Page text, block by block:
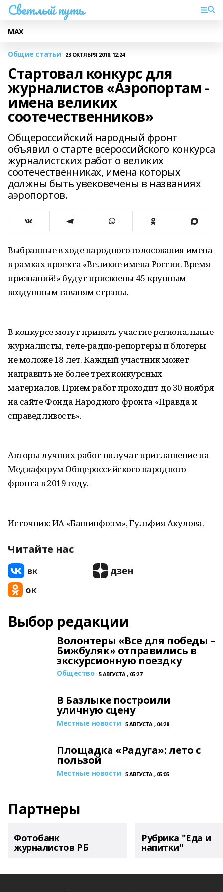
Светлый путь
МАХ
Общие статьи 23 ОКТЯБРЯ 2018, 12:24
Стартовал конкурс для
журналистов «Аэропортам -
имена великих
соотечественников»
Общероссийский народный фронт
объявил о старте всероссийского конкурса
журналистских работ о великих
соотечественниках, имена которых
должны быть увековечены в названиях
аэропортов.
Выбранные в ходе народного голосования имена
в рамках проекта «Великие имена России. Время
признаний!» будут присвоены 45 крупным
воздушным гаваням страны.
В конкурсе могут принять участие региональные
журналисты, теле-радио-репортеры и блогеры
не моложе 18 лет. Каждый участник может
направить не более трех конкурсных
материалов. Прием работ проходит до 30 ноября
на сайте Фонда Народного фронта «Правда и
справедливость».
Авторы лучших работ получат приглашение на
Медиафорум Общероссийского народного
фронта в 2019 году.
Источник: ИА «Башинформ», Гульфия Акулова.
Читайте нас
Выбор редакции
Волонтеры «Все для победы –
Бижбуляк» отправились в
экскурсионную поездку
Общество 5 АВГУСТА , 05:27
В Базлыке построили
уличную сцену
Местные новости 5 АВГУСТА , 04:28
Площадка «Радуга»: лето с
пользой
Местные новости 5 АВГУСТА , 05:05
Партнеры
Фотобанк
журналистов РБ
Рубрика "Еда и
напитки"